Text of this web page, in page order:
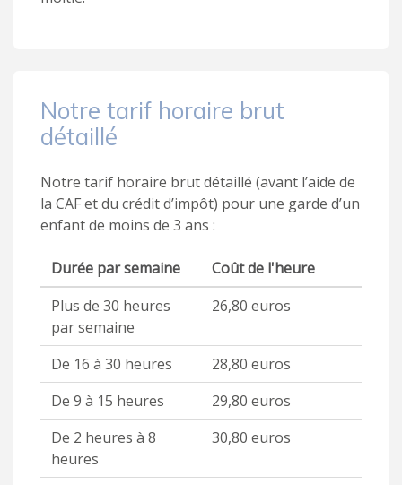
Notre tarif horaire brut
détaillé
Notre tarif horaire brut détaillé (avant l’aide de
la CAF et du crédit d’impôt) pour une garde d’un
enfant de moins de 3 ans :
Durée par semaine
Coût de l'heure
Plus de 30 heures
par semaine
26,80 euros
De 16 à 30 heures
28,80 euros
De 9 à 15 heures
29,80 euros
De 2 heures à 8
heures
30,80 euros